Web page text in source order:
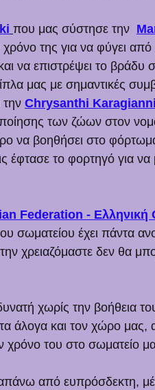
που μας σύστησε την
της για να φύγει
να επιστρέψει το βράδυ
μας με σημαντικές
την Chrysanthi Karagianni
των ζώων στον
να βοηθήσει στο
έφτασε το φορτηγό για
Federation - Ελληνική
σωματείου έχει πάντα
χρειαζόμαστε δεν θα
χωρίς την βοήθεια του
άλογα και τον χώρο μας,
χρόνο του στο σωματείο
από ευπρόσδεκτη,